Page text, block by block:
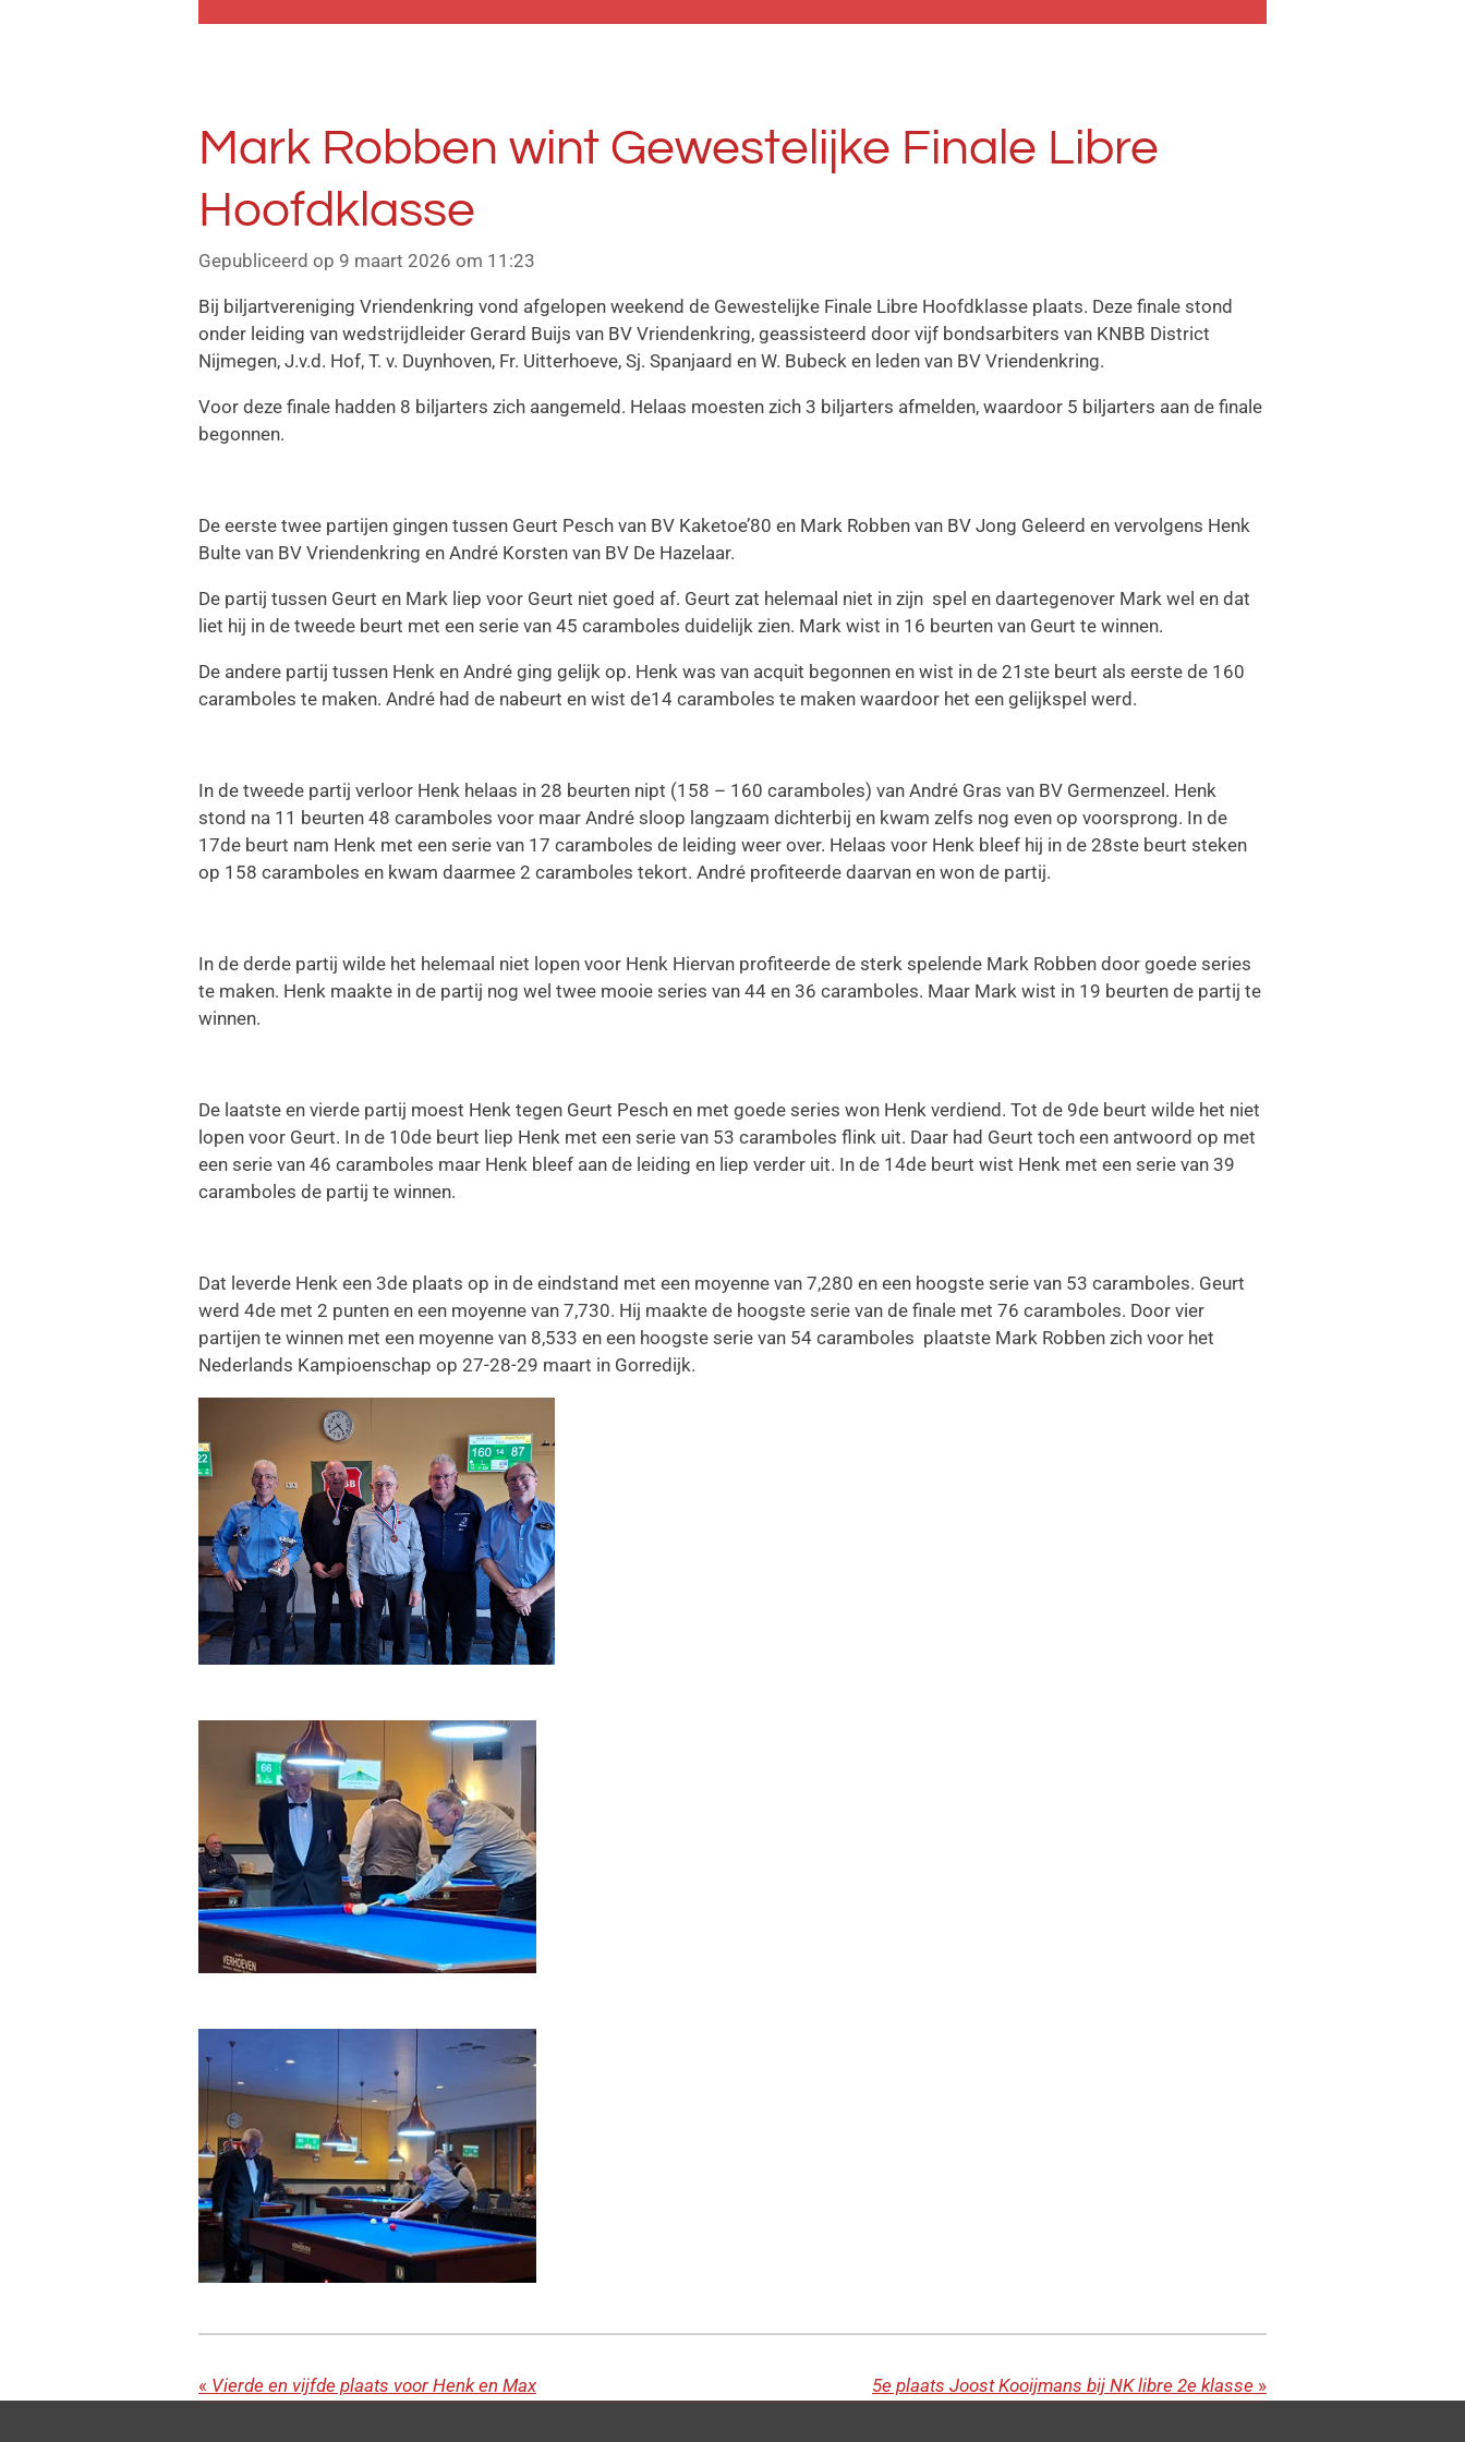
Mark Robben wint Gewestelijke Finale Libre
Hoofdklasse
Gepubliceerd op 9 maart 2026 om 11:23
Bij biljartvereniging Vriendenkring vond afgelopen weekend de Gewestelijke Finale Libre Hoofdklasse plaats. Deze finale stond
onder leiding van wedstrijdleider Gerard Buijs van BV Vriendenkring, geassisteerd door vijf bondsarbiters van KNBB District
Nijmegen, J.v.d. Hof, T. v. Duynhoven, Fr. Uitterhoeve, Sj. Spanjaard en W. Bubeck en leden van BV Vriendenkring.
Voor deze finale hadden 8 biljarters zich aangemeld. Helaas moesten zich 3 biljarters afmelden, waardoor 5 biljarters aan de finale
begonnen.
De eerste twee partijen gingen tussen Geurt Pesch van BV Kaketoe’80 en Mark Robben van BV Jong Geleerd en vervolgens Henk
Bulte van BV Vriendenkring en André Korsten van BV De Hazelaar.
De partij tussen Geurt en Mark liep voor Geurt niet goed af. Geurt zat helemaal niet in zijn spel en daartegenover Mark wel en dat
liet hij in de tweede beurt met een serie van 45 caramboles duidelijk zien. Mark wist in 16 beurten van Geurt te winnen.
De andere partij tussen Henk en André ging gelijk op. Henk was van acquit begonnen en wist in de 21ste beurt als eerste de 160
caramboles te maken. André had de nabeurt en wist de14 caramboles te maken waardoor het een gelijkspel werd.
In de tweede partij verloor Henk helaas in 28 beurten nipt (158 – 160 caramboles) van André Gras van BV Germenzeel. Henk
stond na 11 beurten 48 caramboles voor maar André sloop langzaam dichterbij en kwam zelfs nog even op voorsprong. In de
17de beurt nam Henk met een serie van 17 caramboles de leiding weer over. Helaas voor Henk bleef hij in de 28ste beurt steken
op 158 caramboles en kwam daarmee 2 caramboles tekort. André profiteerde daarvan en won de partij.
In de derde partij wilde het helemaal niet lopen voor Henk Hiervan profiteerde de sterk spelende Mark Robben door goede series
te maken. Henk maakte in de partij nog wel twee mooie series van 44 en 36 caramboles. Maar Mark wist in 19 beurten de partij te
winnen.
De laatste en vierde partij moest Henk tegen Geurt Pesch en met goede series won Henk verdiend. Tot de 9de beurt wilde het niet
lopen voor Geurt. In de 10de beurt liep Henk met een serie van 53 caramboles flink uit. Daar had Geurt toch een antwoord op met
een serie van 46 caramboles maar Henk bleef aan de leiding en liep verder uit. In de 14de beurt wist Henk met een serie van 39
caramboles de partij te winnen.
Dat leverde Henk een 3de plaats op in de eindstand met een moyenne van 7,280 en een hoogste serie van 53 caramboles. Geurt
werd 4de met 2 punten en een moyenne van 7,730. Hij maakte de hoogste serie van de finale met 76 caramboles. Door vier
partijen te winnen met een moyenne van 8,533 en een hoogste serie van 54 caramboles plaatste Mark Robben zich voor het
Nederlands Kampioenschap op 27-28-29 maart in Gorredijk.
« Vierde en vijfde plaats voor Henk en Max 5e plaats Joost Kooijmans bij NK libre 2e klasse »